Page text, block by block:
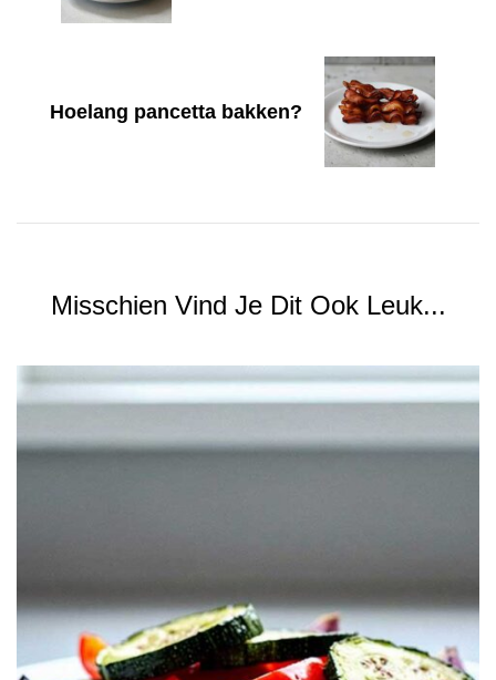
Hoelang pancetta bakken?
Misschien Vind Je Dit Ook Leuk...